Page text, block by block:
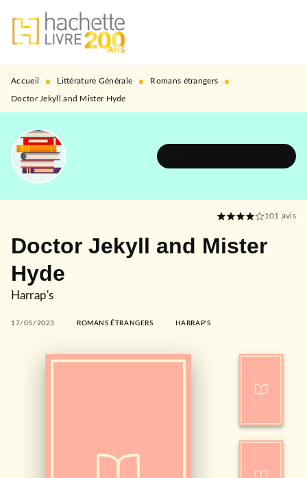
MENU RECHERCHE
PIED DE PAGE
Accueil • Littérature Générale • Romans étrangers •
Doctor Jekyll and Mister Hyde
101 avis
Doctor Jekyll and Mister
Hyde
Harrap's
17/05/2023 ROMANS ÉTRANGERS HARRAP'S